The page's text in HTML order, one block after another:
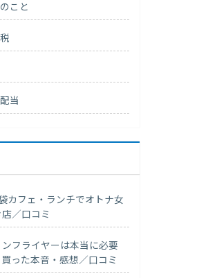
こと
当
カフェ・ランチでオトナ女
／口コミ
ンフライヤーは本当に必要
った本音・感想／口コミ